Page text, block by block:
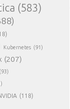
(583)
Kubernetes (91)
(207)
(93)
(118)